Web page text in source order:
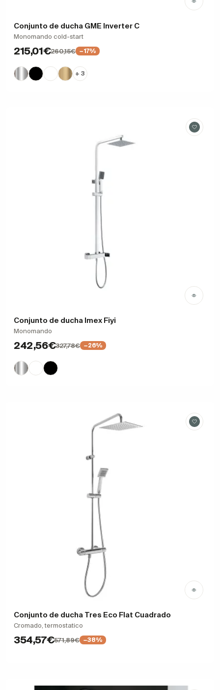
Conjunto de ducha GME Inverter C
Monomando cold-start
215,01€260,15€ −17%
+ 3
Conjunto de ducha Imex Fiyi
Monomando
242,56€327,78€ −26%
Conjunto de ducha Tres Eco Flat Cuadrado
Cromado, termostatico
354,57€571,89€ −38%